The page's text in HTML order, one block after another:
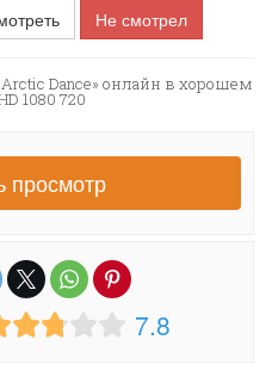
Не смотрел
Dance» онлайн в хорошем
1080 720
просмотр
7.8